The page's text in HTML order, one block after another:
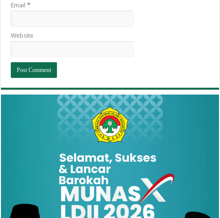
Email*
Website